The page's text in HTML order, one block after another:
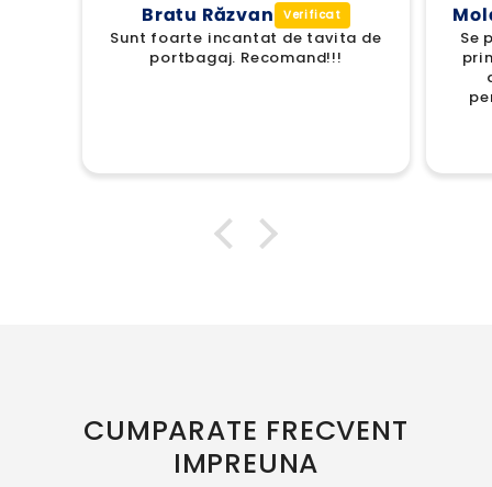
Bratu Răzvan
Sunt foarte incantat de tavita de
portbagaj. Recomand!!!
Se
CUMPARATE FRECVENT
IMPREUNA